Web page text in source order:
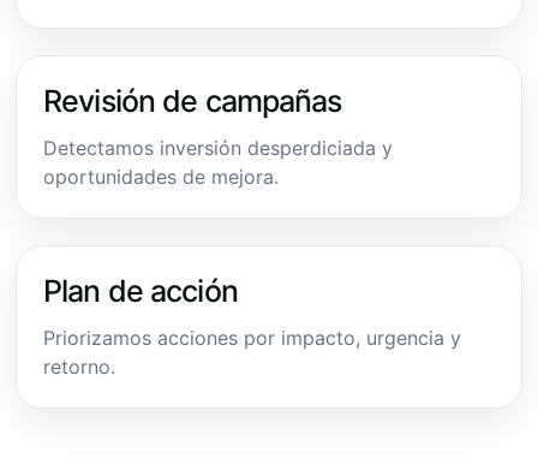
Revisión de campañas
Detectamos inversión desperdiciada y
oportunidades de mejora.
Plan de acción
Priorizamos acciones por impacto, urgencia y
retorno.